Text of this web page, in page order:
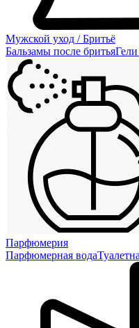
Мужской уход / Бритьё
Бальзамы после бритья
Парфюмерия
Парфюмерная вода